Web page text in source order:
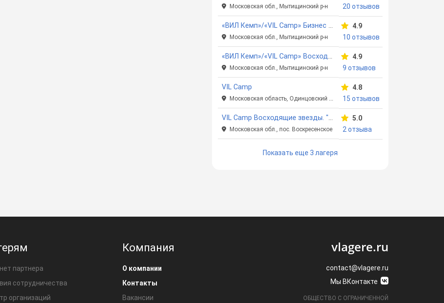
Московская обл., Мытищинский р-н
20 отзывов
«ВИЛ Кемп»/«VIL Camp» Бизнес каникулы
Московская обл., Мытищинский р-н
4.9
10 отзывов
«ВИЛ Кемп»/«VIL Camp» Восходящие звезды
Московская обл., Мытищинский р-н
4.9
9 отзывов
VIL Camp
Московская область, Одинцовский район
4.8
15 отзывов
VIL Camp Восходящие звезды. "Солнечный"
Московская обл., пос. Воскресенское
5.0
2 отзыва
Показать еще 3 лагеря
партнера
сотрудничества
организаций
Компания
О компании
Контакты
Вакансии
vlagere.ru
contact@vlagere.ru
Мы ВКонтакте
ОБЩЕСТВО С ОГРАНИЧЕННОЙ